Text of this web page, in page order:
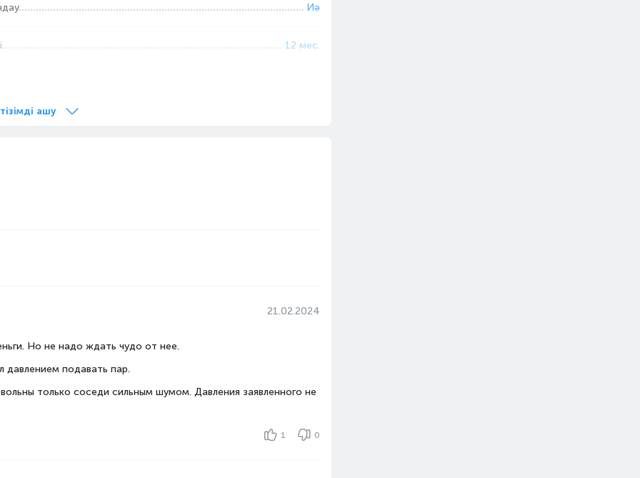
Иә
12 мес.
Жоқ
ашу
21.02.2024
Но не надо ждать чудо от нее.
давлением подавать пар.
только соседи сильным шумом. Давления заявленного не
1 0